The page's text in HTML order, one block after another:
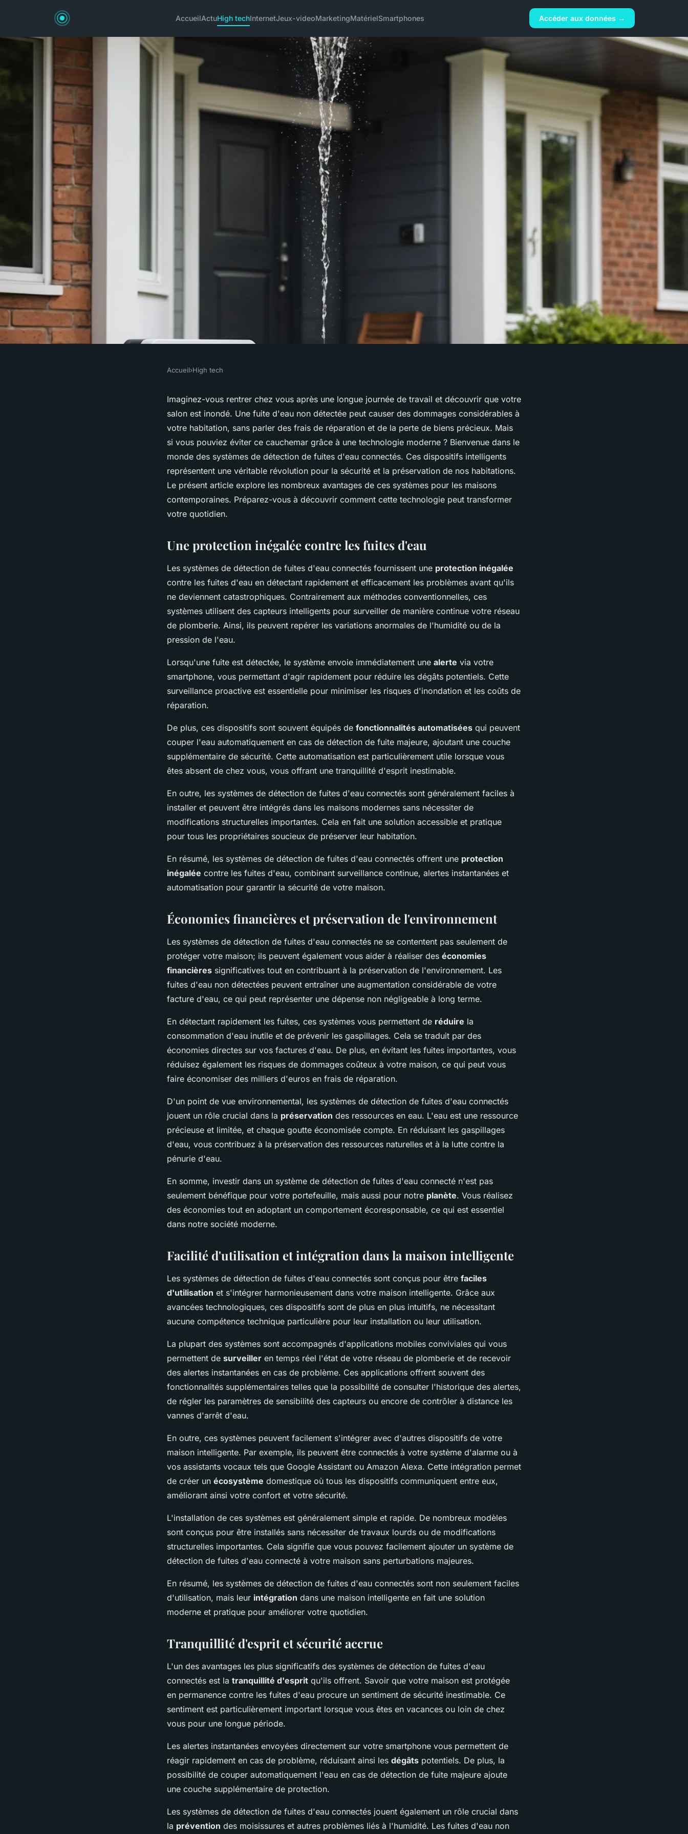
AccueilActuHigh techInternetJeux-videoMarketingMatérielSmartphones Accéder aux données →
Quels sont les avantages des systèmes
de détection de fuites d'eau connectés
pour les habitations modernes ?
Accueil›High tech
Imaginez-vous rentrer chez vous après une longue journée de travail et découvrir que votre
salon est inondé. Une fuite d'eau non détectée peut causer des dommages considérables à
votre habitation, sans parler des frais de réparation et de la perte de biens précieux. Mais
si vous pouviez éviter ce cauchemar grâce à une technologie moderne ? Bienvenue dans le
monde des systèmes de détection de fuites d'eau connectés. Ces dispositifs intelligents
représentent une véritable révolution pour la sécurité et la préservation de nos habitations.
Le présent article explore les nombreux avantages de ces systèmes pour les maisons
contemporaines. Préparez-vous à découvrir comment cette technologie peut transformer
votre quotidien.
Une protection inégalée contre les fuites d'eau
Les systèmes de détection de fuites d'eau connectés fournissent une protection inégalée
contre les fuites d'eau en détectant rapidement et efficacement les problèmes avant qu'ils
ne deviennent catastrophiques. Contrairement aux méthodes conventionnelles, ces
systèmes utilisent des capteurs intelligents pour surveiller de manière continue votre réseau
de plomberie. Ainsi, ils peuvent repérer les variations anormales de l'humidité ou de la
pression de l'eau.
Lorsqu'une fuite est détectée, le système envoie immédiatement une alerte via votre
smartphone, vous permettant d'agir rapidement pour réduire les dégâts potentiels. Cette
surveillance proactive est essentielle pour minimiser les risques d'inondation et les coûts de
réparation.
De plus, ces dispositifs sont souvent équipés de fonctionnalités automatisées qui peuvent
couper l'eau automatiquement en cas de détection de fuite majeure, ajoutant une couche
supplémentaire de sécurité. Cette automatisation est particulièrement utile lorsque vous
êtes absent de chez vous, vous offrant une tranquillité d'esprit inestimable.
En outre, les systèmes de détection de fuites d'eau connectés sont généralement faciles à
installer et peuvent être intégrés dans les maisons modernes sans nécessiter de
modifications structurelles importantes. Cela en fait une solution accessible et pratique
pour tous les propriétaires soucieux de préserver leur habitation.
En résumé, les systèmes de détection de fuites d'eau connectés offrent une protection
inégalée contre les fuites d'eau, combinant surveillance continue, alertes instantanées et
automatisation pour garantir la sécurité de votre maison.
Économies financières et préservation de l'environnement
Les systèmes de détection de fuites d'eau connectés ne se contentent pas seulement de
protéger votre maison; ils peuvent également vous aider à réaliser des économies
financières significatives tout en contribuant à la préservation de l'environnement. Les
fuites d'eau non détectées peuvent entraîner une augmentation considérable de votre
facture d'eau, ce qui peut représenter une dépense non négligeable à long terme.
En détectant rapidement les fuites, ces systèmes vous permettent de réduire la
consommation d'eau inutile et de prévenir les gaspillages. Cela se traduit par des
économies directes sur vos factures d'eau. De plus, en évitant les fuites importantes, vous
réduisez également les risques de dommages coûteux à votre maison, ce qui peut vous
faire économiser des milliers d'euros en frais de réparation.
D'un point de vue environnemental, les systèmes de détection de fuites d'eau connectés
jouent un rôle crucial dans la préservation des ressources en eau. L'eau est une ressource
précieuse et limitée, et chaque goutte économisée compte. En réduisant les gaspillages
d'eau, vous contribuez à la préservation des ressources naturelles et à la lutte contre la
pénurie d'eau.
En somme, investir dans un système de détection de fuites d'eau connecté n'est pas
seulement bénéfique pour votre portefeuille, mais aussi pour notre planète. Vous réalisez
des économies tout en adoptant un comportement écoresponsable, ce qui est essentiel
dans notre société moderne.
Facilité d'utilisation et intégration dans la maison intelligente
Les systèmes de détection de fuites d'eau connectés sont conçus pour être faciles
d'utilisation et s'intégrer harmonieusement dans votre maison intelligente. Grâce aux
avancées technologiques, ces dispositifs sont de plus en plus intuitifs, ne nécessitant
aucune compétence technique particulière pour leur installation ou leur utilisation.
La plupart des systèmes sont accompagnés d'applications mobiles conviviales qui vous
permettent de surveiller en temps réel l'état de votre réseau de plomberie et de recevoir
des alertes instantanées en cas de problème. Ces applications offrent souvent des
fonctionnalités supplémentaires telles que la possibilité de consulter l'historique des alertes,
de régler les paramètres de sensibilité des capteurs ou encore de contrôler à distance les
vannes d'arrêt d'eau.
En outre, ces systèmes peuvent facilement s'intégrer avec d'autres dispositifs de votre
maison intelligente. Par exemple, ils peuvent être connectés à votre système d'alarme ou à
vos assistants vocaux tels que Google Assistant ou Amazon Alexa. Cette intégration permet
de créer un écosystème domestique où tous les dispositifs communiquent entre eux,
améliorant ainsi votre confort et votre sécurité.
L'installation de ces systèmes est généralement simple et rapide. De nombreux modèles
sont conçus pour être installés sans nécessiter de travaux lourds ou de modifications
structurelles importantes. Cela signifie que vous pouvez facilement ajouter un système de
détection de fuites d'eau connecté à votre maison sans perturbations majeures.
En résumé, les systèmes de détection de fuites d'eau connectés sont non seulement faciles
d'utilisation, mais leur intégration dans une maison intelligente en fait une solution
moderne et pratique pour améliorer votre quotidien.
Tranquillité d'esprit et sécurité accrue
L'un des avantages les plus significatifs des systèmes de détection de fuites d'eau
connectés est la tranquillité d'esprit qu'ils offrent. Savoir que votre maison est protégée
en permanence contre les fuites d'eau procure un sentiment de sécurité inestimable. Ce
sentiment est particulièrement important lorsque vous êtes en vacances ou loin de chez
vous pour une longue période.
Les alertes instantanées envoyées directement sur votre smartphone vous permettent de
réagir rapidement en cas de problème, réduisant ainsi les dégâts potentiels. De plus, la
possibilité de couper automatiquement l'eau en cas de détection de fuite majeure ajoute
une couche supplémentaire de protection.
Les systèmes de détection de fuites d'eau connectés jouent également un rôle crucial dans
la prévention des moisissures et autres problèmes liés à l'humidité. Les fuites d'eau non